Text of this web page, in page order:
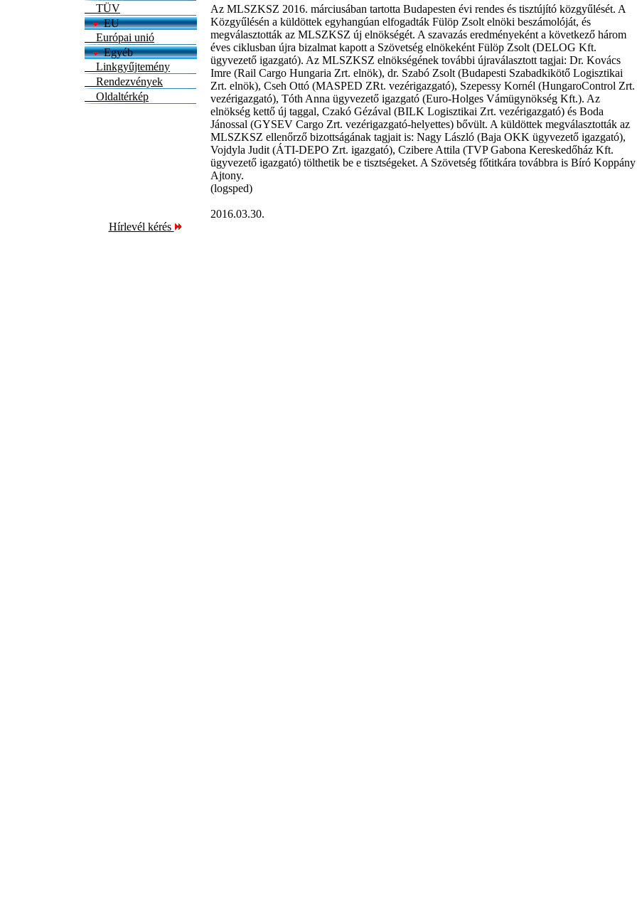
TÜV
EU
Európai unió
Egyéb
Linkgyűjtemény
Rendezvények
Oldaltérkép
Hírlevél kérés
Az MLSZKSZ 2016. márciusában tartotta Budapesten évi rendes és tisztújító közgyűlését. A
Közgyűlésén a küldöttek egyhangúan elfogadták Fülöp Zsolt elnöki beszámolóját, és
megválasztották az MLSZKSZ új elnökségét. A szavazás eredményeként a következő három
éves ciklusban újra bizalmat kapott a Szövetség elnökeként Fülöp Zsolt (DELOG Kft.
ügyvezető igazgató). Az MLSZKSZ elnökségének további újraválasztott tagjai: Dr. Kovács
Imre (Rail Cargo Hungaria Zrt. elnök), dr. Szabó Zsolt (Budapesti Szabadkikötő Logisztikai
Zrt. elnök), Cseh Ottó (MASPED ZRt. vezérigazgató), Szepessy Kornél (HungaroControl Zrt.
vezérigazgató), Tóth Anna ügyvezető igazgató (Euro-Holges Vámügynökség Kft.). Az
elnökség kettő új taggal, Czakó Gézával (BILK Logisztikai Zrt. vezérigazgató) és Boda
Jánossal (GYSEV Cargo Zrt. vezérigazgató-helyettes) bővült. A küldöttek megválasztották az
MLSZKSZ ellenőrző bizottságának tagjait is: Nagy László (Baja OKK ügyvezető igazgató),
Vojdyla Judit (ÁTI-DEPO Zrt. igazgató), Czibere Attila (TVP Gabona Kereskedőház Kft.
ügyvezető igazgató) tölthetik be e tisztségeket. A Szövetség főtitkára továbbra is Bíró Koppány
Ajtony.
(logsped)
2016.03.30.